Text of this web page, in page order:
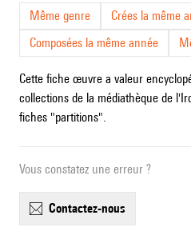
Même genre
Crées la même
Composées la même année
Cette fiche œuvre a valeur
collections de la médiathèque de
fiches "partitions".
Vous constatez une erreur ?
contactez-nous